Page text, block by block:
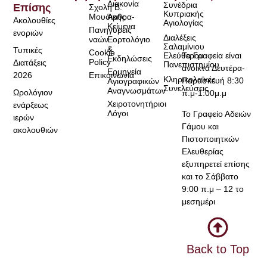
Τα Γραφεία είναι
ανοικτά Δευτέρα-
Παρασκευή 8:30
π.μ-1:00μ.μ
Το Γραφείο Αδειών
Γάμου και
Πιστοποιητκών
Ελευθερίας
εξυπηρετεί επίσης
και το Σάββατο
9:00 π.μ – 12 το
μεσημέρι
Back to Top
Σχολή Β.
Μουσικής
Πανηγύρεις
ναών
Cookie
Policy
Επικοινωνία
Διακονία
Άρθρα-
Κείμενα
Εορτολόγιο
&
Εκδηλώσεις
Ερμηνεία
Αγιογραφικών
Αναγνωσμάτων
Χειροτονητήριοι
Λόγοι
Επίσης
Ακολουθίες
ενοριών
Τυπικές
Διατάξεις
2026
Ωρολόγιον
ενάρξεως
ιερών
ακολουθιών
Συνέδρια
Κυπριακής
Αγιολογίας
Διαλέξεις
Σαλαμίνιου
Ελεύθερου
Πανεπιστημίου
Κληρικολαϊκές
Συνελεύσεις